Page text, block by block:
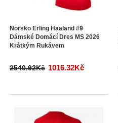
Norsko Erling Haaland #9
Dámské Domácí Dres MS 2026
Krátkým Rukávem
2540.92Kč 1016.32Kč